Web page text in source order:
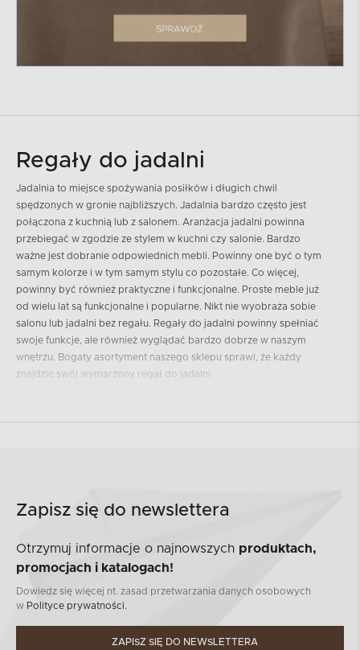
Regały do jadalni
Jadalnia to miejsce spożywania posiłków i długich chwil
spędzonych w gronie najbliższych. Jadalnia bardzo często jest
połączona z kuchnią lub z salonem. Aranżacja jadalni powinna
przebiegać w zgodzie ze stylem w kuchni czy salonie. Bardzo
ważne jest dobranie odpowiednich mebli. Powinny one być o tym
samym kolorze i w tym samym stylu co pozostałe. Co więcej,
powinny być również praktyczne i funkcjonalne. Proste meble już
od wielu lat są funkcjonalne i popularne. Nikt nie wyobraża sobie
salonu lub jadalni bez regału. Regały do jadalni powinny spełniać
swoje funkcje, ale również wyglądać bardzo dobrze w naszym
wnętrzu. Bogaty asortyment naszego sklepu sprawi, że każdy
znajdzie swój wymarzony regał do jadalni.
biesiad i rodzinnych obiadów. Stół i krzesła to najważniejsze
równie ważnym regale z półkami do jadalni i kuchni. Nasza oferta
to szeroki wybór mebli do jadalni. Posiadamy klasyczne regały z
przechowywania zastawy stołowej. Wiemy, jak ważny jest design
Zapisz się do newslettera
Otrzymuj informacje o najnowszych produktach,
promocjach i katalogach!
Dowiedz się więcej nt. zasad przetwarzania danych osobowych
w Polityce prywatności.
ZAPISZ SIĘ DO NEWSLETTERA